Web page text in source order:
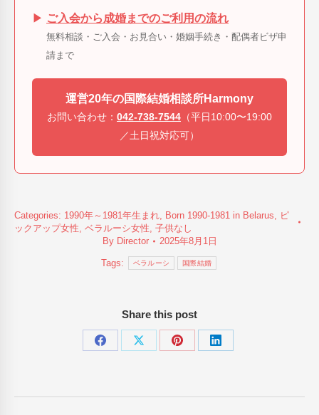
▶ ご入会から成婚までのご利用の流れ
無料相談・ご入会・お見合い・婚姻手続き・配偶者ビザ申
請まで
運営20年の国際結婚相談所Harmony
お問い合わせ： 042-738-7544 （平日10:00〜19:00
／土日祝対応可）
Categories: 1990年～1981年生まれ, Born 1990-1981 in Belarus, ピ
ックアップ女性, ベラルーシ女性, 子供なし
By Director 2025年8月1日
Tags: ベラルーシ 国際結婚
Share this post
Share
Share
Share
Share